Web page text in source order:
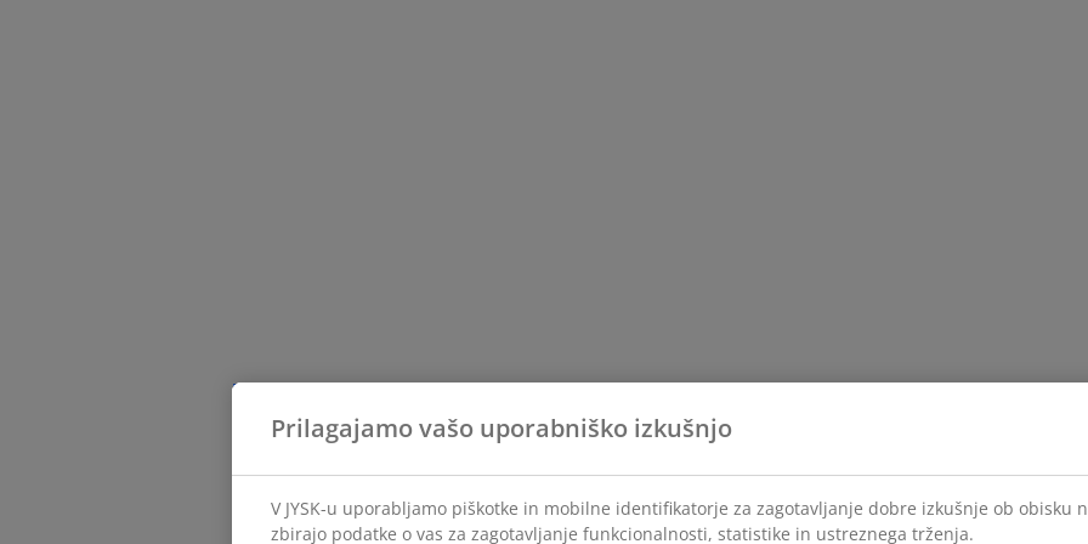
Prilagajamo vašo uporabniško izkušnjo
V JYSK-u uporabljamo piškotke in mobilne identifikatorje za zagotavljanje dobre izkušnje ob obisku
zbirajo podatke o vas za zagotavljanje funkcionalnosti, statistike in ustreznega trženja.